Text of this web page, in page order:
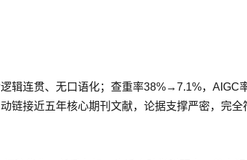
辑连贯、无口语化；查重率38%→7.1%，
链接近五年核心期刊文献，论据支撑严密，完